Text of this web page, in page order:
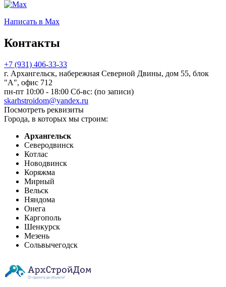
Написать в Max
Контакты
+7 (931) 406-33-33
г. Архангельск, набережная Северной Двины, дом 55, блок
"А", офис 712
пн-пт 10:00 - 18:00 Сб-вс: (по записи)
skarhstroidom@yandex.ru
Посмотреть реквизиты
Города, в которых мы строим:
Архангельск
Северодвинск
Котлас
Новодвинск
Коряжма
Мирный
Вельск
Няндома
Онега
Каргополь
Шенкурск
Мезень
Сольвычегодск